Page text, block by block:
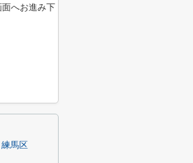
へお進み下
練馬区